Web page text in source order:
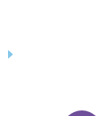
KI-